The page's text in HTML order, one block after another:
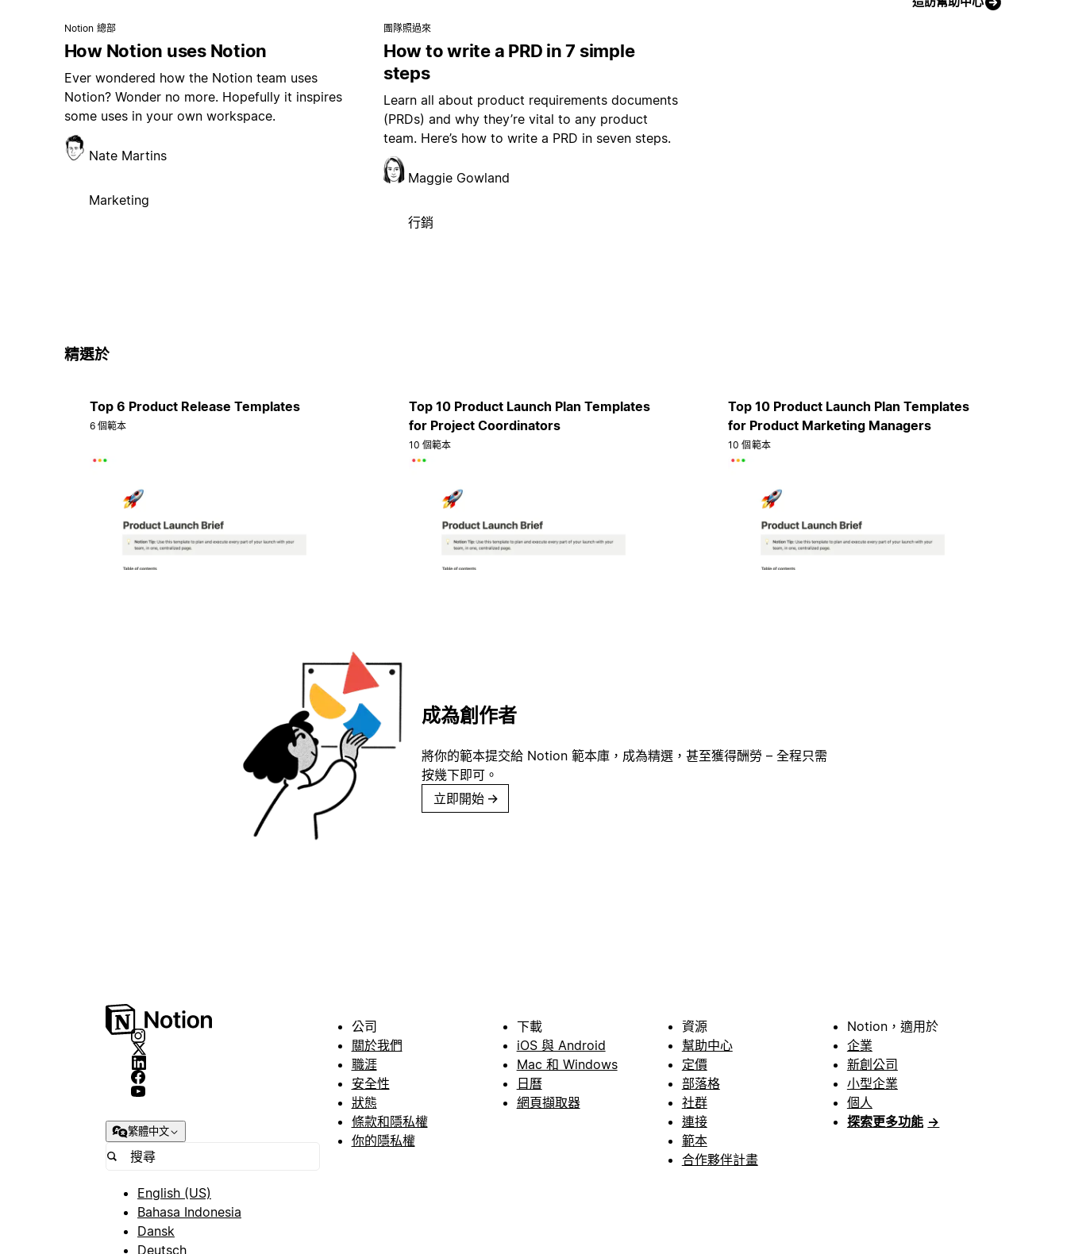
Notion 總部
How Notion uses Notion
Ever wondered how the Notion team uses
Notion? Wonder no more. Hopefully it inspires
some uses in your own workspace.
Nate Martins
Marketing
團隊照過來
How to write a PRD in 7 simple
steps
Learn all about product requirements documents
(PRDs) and why they’re vital to any product
team. Here’s how to write a PRD in seven steps.
Maggie Gowland
行銷
精選於
Top 6 Product Release Templates
6 個範本
Top 10 Product Launch Plan Templates
for Project Coordinators
10 個範本
Top 10 Product Launch Plan Templates
for Product Marketing Managers
10 個範本
成為創作者
將你的範本提交給 Notion 範本庫，成為精選，甚至獲得酬勞 – 全程只需
按幾下即可。
立即開始 →
繁體中文
English (US)
Bahasa Indonesia
Dansk
Deutsch
公司
關於我們
職涯
安全性
狀態
條款和隱私權
你的隱私權
下載
iOS 與 Android
Mac 和 Windows
日曆
網頁擷取器
資源
幫助中心
定價
部落格
社群
連接
範本
合作夥伴計畫
Notion，適用於
企業
新創公司
小型企業
個人
探索更多功能 →